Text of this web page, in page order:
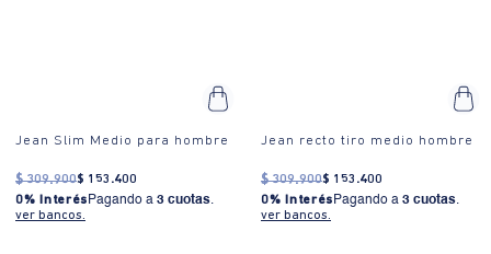
Jean Slim Medio para hombre
$ 309.900$ 153 .400
0% Interés Pagando a 3 cuotas.
ver bancos.
Jean recto tiro medio hombre
$ 309.900$ 153 .400
0% Interés Pagando a 3 cuotas.
ver bancos.